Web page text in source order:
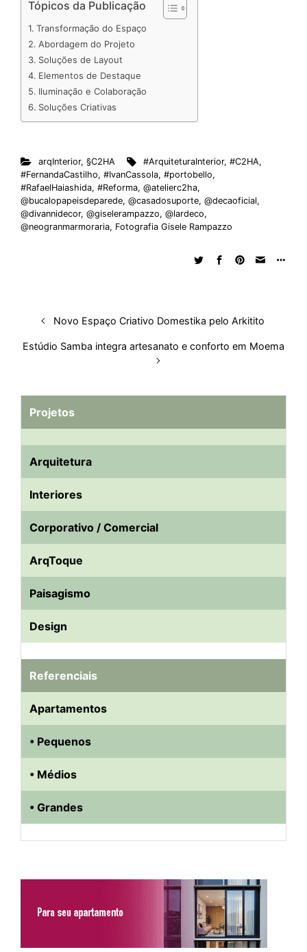
e
d
I
n
b
o
o
k
s
A
p
p
e
Tópicos da Publicação
Transformação do Espaço
Abordagem do Projeto
Soluções de Layout
Elementos de Destaque
Iluminação e Colaboração
Soluções Criativas
arqInterior, §C2HA #ArquiteturaInterior,#C2HA,
#FernandaCastilho, #IvanCassola, #portobello,
#RafaelHaiashida, #Reforma, @atelierc2ha,
@bucalopapeisdeparede, @casadosuporte, @decaoficial,
@divannidecor, @giselerampazzo, @lardeco,
@neogranmarmoraria, Fotografia Gisele Rampazzo
Novo Espaço Criativo Domestika pelo Arkitito
Estúdio Samba integra artesanato e conforto em Moema
Projetos
Arquitetura
Interiores
Corporativo / Comercial
ArqToque
Paisagismo
Design
Referenciais
Apartamentos
• Pequenos
• Médios
• Grandes